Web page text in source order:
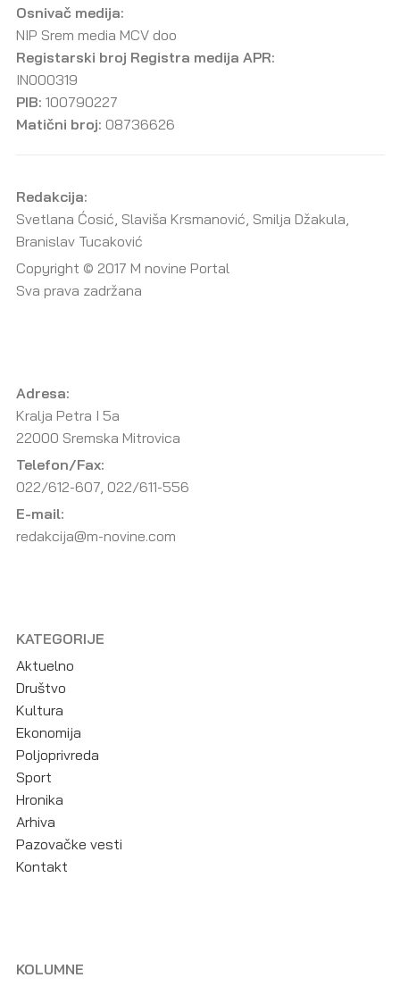
Osnivač medija:
NIP Srem media MCV doo
Registarski broj Registra medija APR:
IN000319
PIB: 100790227
Matični broj: 08736626
Redakcija:
Svetlana Ćosić, Slaviša Krsmanović, Smilja Džakula,
Branislav Tucaković
Copyright © 2017 M novine Portal
Sva prava zadržana
Adresa:
Kralja Petra I 5a
22000 Sremska Mitrovica
Telefon/Fax:
022/612-607, 022/611-556
E-mail:
redakcija@m-novine.com
KATEGORIJE
Aktuelno
Društvo
Kultura
Ekonomija
Poljoprivreda
Sport
Hronika
Arhiva
Pazovačke vesti
Kontakt
KOLUMNE